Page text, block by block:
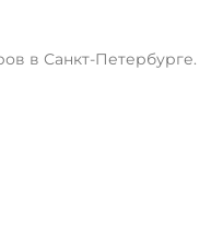
в Санкт-Петербурге.